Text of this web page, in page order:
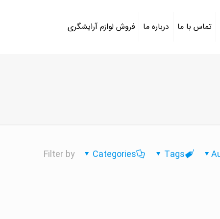
تماس با ما درباره ما فروش لوازم آرایشگری
Filter by Categories Tags